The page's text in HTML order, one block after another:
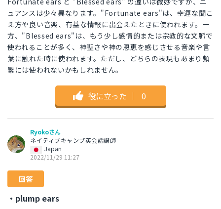
ュアンスは少々異なります。"Fortunate ears"は、幸運な聞こ
え方や良い音楽、有益な情報に出会えたときに使われます。一
方、"Blessed ears"は、もう少し感情的または宗教的な文脈で
使われることが多く、神聖さや神の恩恵を感じさせる音楽や言
葉に触れた時に使われます。ただし、どちらの表現もあまり頻
繁には使われないかもしれません。
役に立った ｜ 0
Ryokoさん
ネイティブキャンプ英会話講師
Japan
2022/11/29 11:27
回答
・plump ears